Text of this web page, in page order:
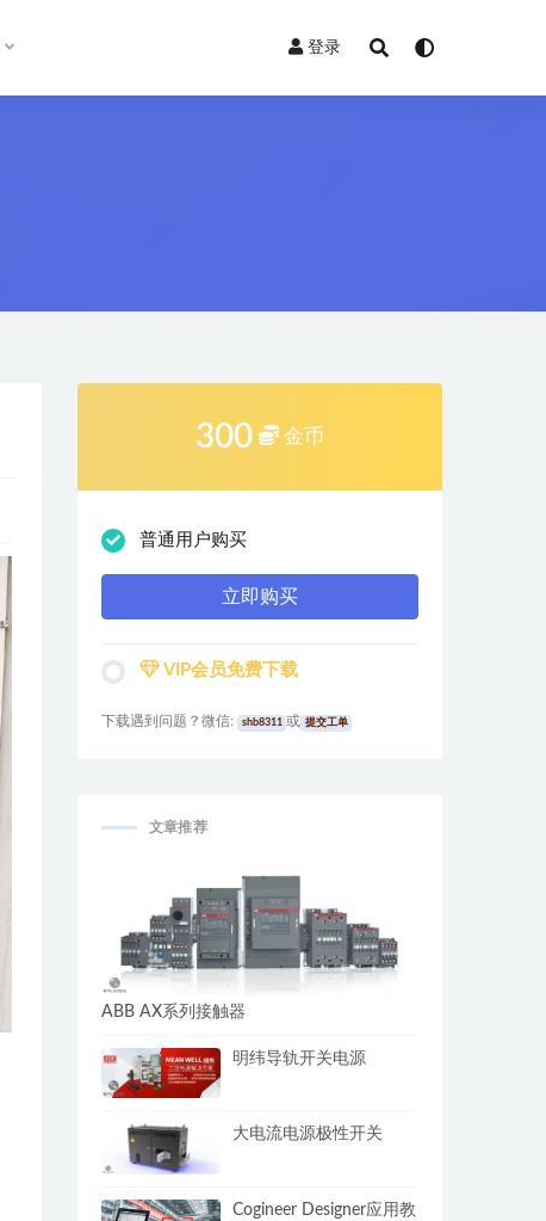
登录
300 金币
普通用户购买
立即购买
VIP会员免费下载
下载遇到问题？微信: shb8311 或 提交工单
文章推荐
ABB AX系列接触器
明纬导轨开关电源
大电流电源极性开关
Cogineer Designer应用教